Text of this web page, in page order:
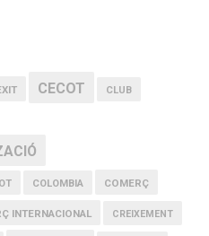
CECOT CLUB
COLOMBIA COMERÇ
INTERNACIONAL CREIXEMENT